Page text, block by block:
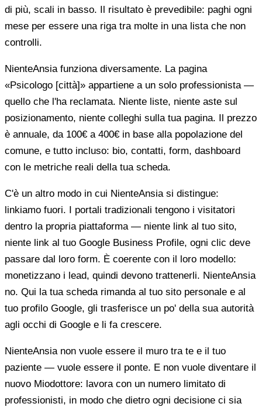
di più, scali in basso. Il risultato è prevedibile: paghi ogni
mese per essere una riga tra molte in una lista che non
controlli.
NienteAnsia funziona diversamente. La pagina
«Psicologo [città]» appartiene a un solo professionista —
quello che l'ha reclamata. Niente liste, niente aste sul
posizionamento, niente colleghi sulla tua pagina. Il prezzo
è annuale, da 100€ a 400€ in base alla popolazione del
comune, e tutto incluso: bio, contatti, form, dashboard
con le metriche reali della tua scheda.
C'è un altro modo in cui NienteAnsia si distingue:
linkiamo fuori. I portali tradizionali tengono i visitatori
dentro la propria piattaforma — niente link al tuo sito,
niente link al tuo Google Business Profile, ogni clic deve
passare dal loro form. È coerente con il loro modello:
monetizzano i lead, quindi devono trattenerli. NienteAnsia
no. Qui la tua scheda rimanda al tuo sito personale e al
tuo profilo Google, gli trasferisce un po' della sua autorità
agli occhi di Google e li fa crescere.
NienteAnsia non vuole essere il muro tra te e il tuo
paziente — vuole essere il ponte. E non vuole diventare il
nuovo Miodottore: lavora con un numero limitato di
professionisti, in modo che dietro ogni decisione ci sia